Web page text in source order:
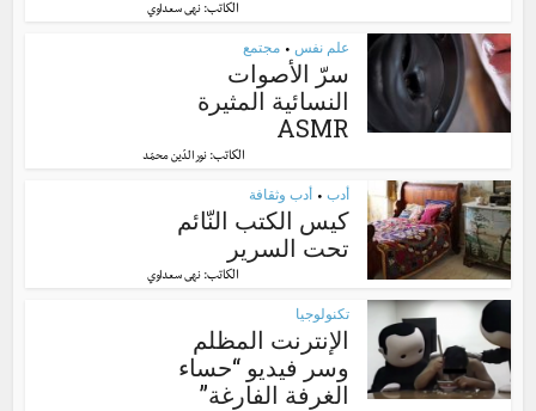
الكاتب: نهى سعداوي
علم نفس • مجتمع
سرّ الأصوات
النسائية المثيرة
ASMR
الكاتب:نور الدّين محمّد
أدب • أدب وثقافة
كيس الكتب النّائم
تحت السرير
الكاتب: نهى سعداوي
تكنولوجيا
الإنترنت المظلم
وسر فيديو “حساء
الغرفة الفارغة”